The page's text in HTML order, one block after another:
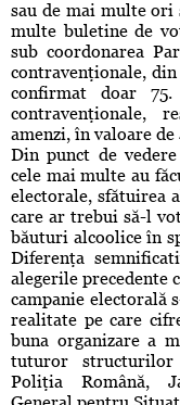
sau de mai multe ori
multe buletine de
sub coordonarea
contravenţionale,
confirmat doar
contravenţionale,
amenzi, în valoare
Din punct de
cele mai multe au
electorale, sfătuirea
care ar trebui să-l
băuturi alcoolice în
Diferenţa
alegerile precedente
campanie electorală
realitate pe care
buna organizare a
tuturor
Poliţia Română,